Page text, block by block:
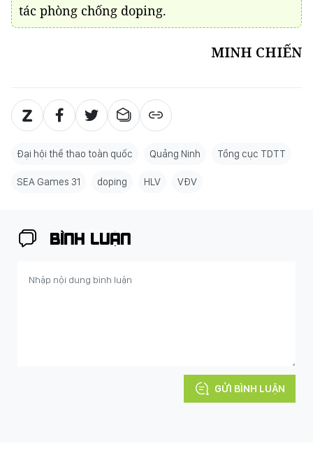
tác phòng chống doping.
MINH CHIẾN
Đại hội thể thao toàn quốc Quảng Ninh Tổng cục TDTT
SEA Games 31 doping HLV VĐV
BÌNH LUẬN
GỬI BÌNH LUẬN